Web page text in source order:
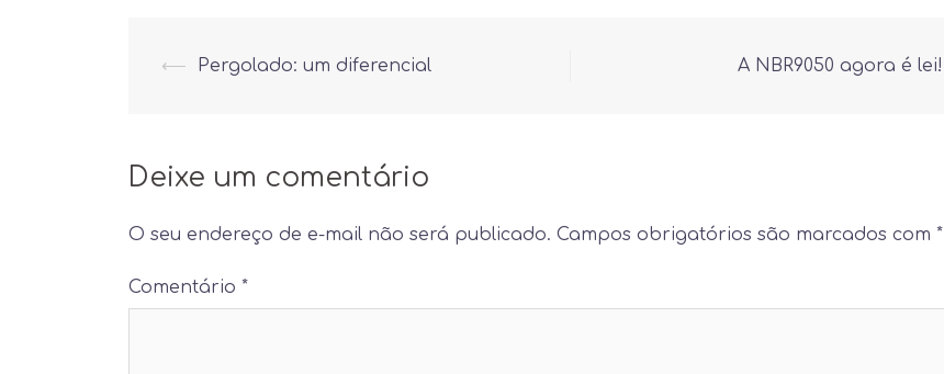
Post
⟵ Pergolado: um diferencial A NBR9050 agora é lei!
Deixe um comentário
O seu endereço de e-mail não será publicado. Campos obrigatórios são marcados com *
Comentário *